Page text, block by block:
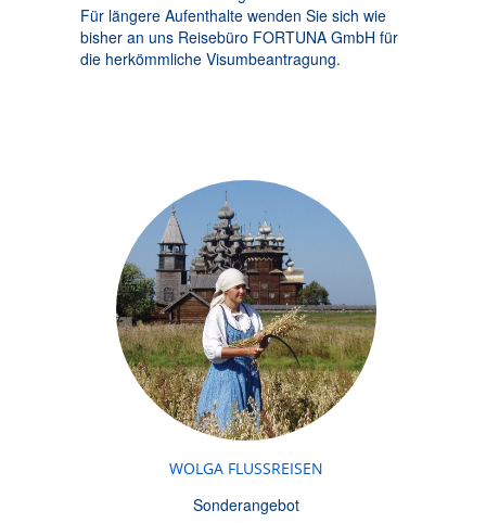
Für längere Aufenthalte wenden Sie sich wie
bisher an uns Reisebüro FORTUNA GmbH für
die herkömmliche Visumbeantragung.
WOLGA FLUSSREISEN
Sonderangebot